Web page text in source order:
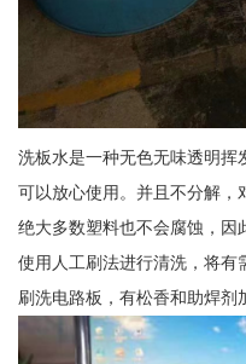
洗板水是一种无色无味透明挥
可以放心使用。并且不分解，
绝大多数塑料也不会腐蚀，因
使用人工刷法进行清洗，将有
刷洗电路板，有松香和助焊剂